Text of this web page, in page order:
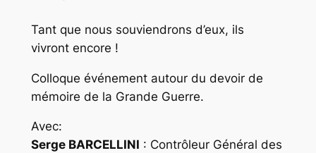
Tant que nous souviendrons d’eux, ils
vivront encore !
Colloque événement autour du devoir de
mémoire de la Grande Guerre.
Avec:
Serge BARCELLINI : Contrôleur Général des